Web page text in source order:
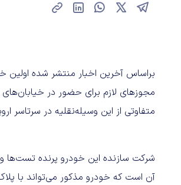
مجوزهای لازم برای حضور در
متفاوتی از این وسیله‌نقلیه در سرتاسر
شرکت سازنده این خودرو پرنده تست‌ها و
آن است که خودرو مذکور می‌تواند با